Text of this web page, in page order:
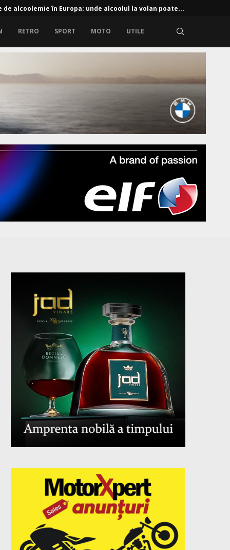
de alcoolemie în Europa: unde alcoolul la volan poate...
RETRO SPORT MOTO UTILE